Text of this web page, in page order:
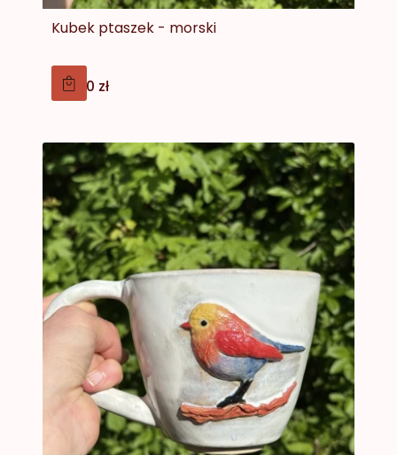
Kubek ptaszek - morski
Cena
179,00 zł